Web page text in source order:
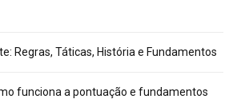
Regras, Táticas, História e Fundamentos
funciona a pontuação e fundamentos